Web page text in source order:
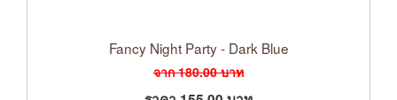
Fancy Night Party - Dark Blue
จาก180.00บาท